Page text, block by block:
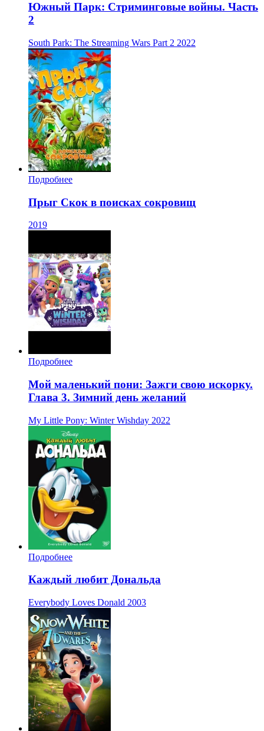
Южный Парк: Стриминговые войны. Часть
2
South Park: The Streaming Wars Part 2 2022
Подробнее
Прыг Скок в поисках сокровищ
2019
Подробнее
Мой маленький пони: Зажги свою искорку.
Глава 3. Зимний день желаний
My Little Pony: Winter Wishday 2022
Подробнее
Каждый любит Дональда
Everybody Loves Donald 2003